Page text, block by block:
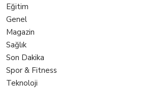
Eğitim
Genel
Magazin
Sağlık
Son Dakika
Spor & Fitness
Teknoloji